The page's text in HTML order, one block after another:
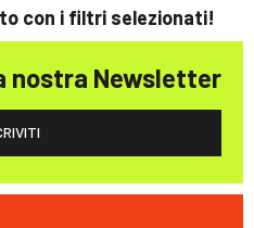
con i filtri selezionati!
nostra Newsletter